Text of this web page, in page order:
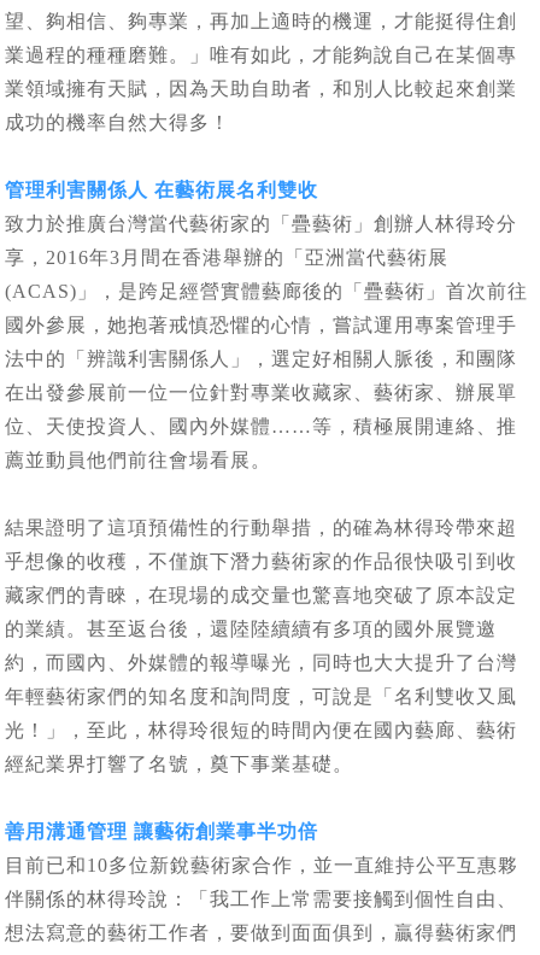
望、夠相信、夠專業，再加上適時的機運，才能挺得住創
業過程的種種磨難。」唯有如此，才能夠說自己在某個專
業領域擁有天賦，因為天助自助者，和別人比較起來創業
成功的機率自然大得多！
管理利害關係人 在藝術展名利雙收
致力於推廣台灣當代藝術家的「疊藝術」創辦人林得玲分
享，2016年3月間在香港舉辦的「亞洲當代藝術展
(ACAS)」，是跨足經營實體藝廊後的「疊藝術」首次前往
國外參展，她抱著戒慎恐懼的心情，嘗試運用專案管理手
法中的「辨識利害關係人」，選定好相關人脈後，和團隊
在出發參展前一位一位針對專業收藏家、藝術家、辦展單
位、天使投資人、國內外媒體……等，積極展開連絡、推
薦並動員他們前往會場看展。
結果證明了這項預備性的行動舉措，的確為林得玲帶來超
乎想像的收穫，不僅旗下潛力藝術家的作品很快吸引到收
藏家們的青睞，在現場的成交量也驚喜地突破了原本設定
的業績。甚至返台後，還陸陸續續有多項的國外展覽邀
約，而國內、外媒體的報導曝光，同時也大大提升了台灣
年輕藝術家們的知名度和詢問度，可說是「名利雙收又風
光！」，至此，林得玲很短的時間內便在國內藝廊、藝術
經紀業界打響了名號，奠下事業基礎。
善用溝通管理 讓藝術創業事半功倍
目前已和10多位新銳藝術家合作，並一直維持公平互惠夥
伴關係的林得玲說：「我工作上常需要接觸到個性自由、
想法寫意的藝術工作者，要做到面面俱到，贏得藝術家們